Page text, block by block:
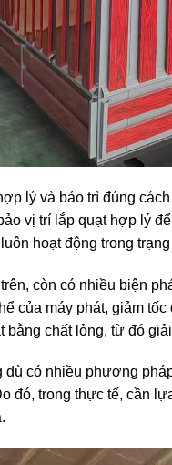
lý và bảo trì đúng
vị trí lắp quạt hợp lý
hoạt động trong
còn có nhiều biện
của máy phát, giảm
chất lỏng, từ đó
dù có nhiều phương
đó, trong thực tế, cần